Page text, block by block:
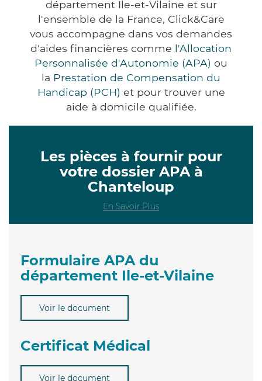
département Ile-et-Vilaine et sur
l'ensemble de la France, Click&Care
vous accompagne dans vos demandes
d'aides financières comme l'Allocation
Personnalisée d'Autonomie (APA) ou
la Prestation de Compensation du
Handicap (PCH) et pour trouver une
aide à domicile qualifiée.
Les pièces à fournir pour
votre dossier APA à
Chanteloup
En Savoir Plus
Formulaire APA du
département Ile-et-Vilaine
Voir le document
Certificat Médical
Voir le document